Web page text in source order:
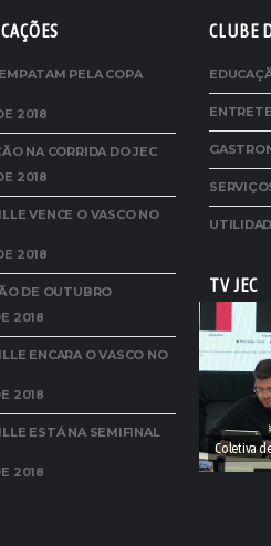
PELA COPA
2018
NA CORRIDA DO JEC
2018
VENCE O VASCO NO
2018
DE OUTUBRO
2018
ENCARA O VASCO NO
2018
ESTÁ NA SEMIFINAL
2018
CLUBE
TV JEC
Coletiva